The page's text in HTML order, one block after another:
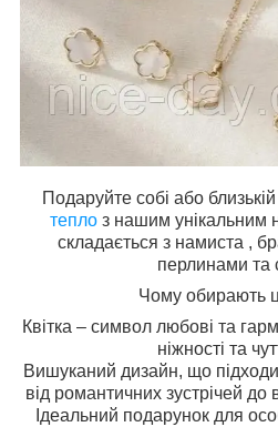
Подаруйте собі або
теплоз нашим унікальним
складається з намиста ,
перлинами та
Чому обирають
Квітка – символ любові та
ніжності та
Вишуканий дизайн, що
від романтичних зустрічей
Ідеальний подарунок для